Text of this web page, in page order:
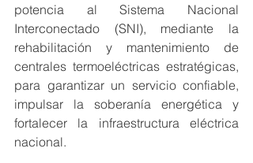
potencia al Sistema Nacional
Interconectado (SNI), mediante la
rehabilitación y mantenimiento de
centrales termoeléctricas estratégicas,
para garantizar un servicio confiable,
impulsar la soberanía energética y
fortalecer la infraestructura eléctrica
nacional.